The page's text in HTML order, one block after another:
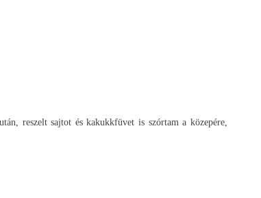
reszelt sajtot és kakukkfüvet is szórtam a közepére,